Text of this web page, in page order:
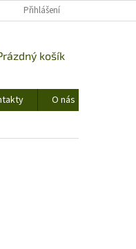
Přihlášení
košík
O nás